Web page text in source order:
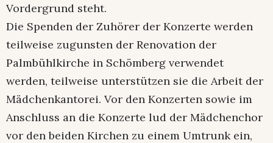
Vordergrund steht.
Die Spenden der Zuhörer der Konzerte werden
teilweise zugunsten der Renovation der
Palmbühlkirche in Schömberg verwendet
werden, teilweise unterstützen sie die Arbeit der
Mädchenkantorei. Vor den Konzerten sowie im
Anschluss an die Konzerte lud der Mädchenchor
vor den beiden Kirchen zu einem Umtrunk ein,